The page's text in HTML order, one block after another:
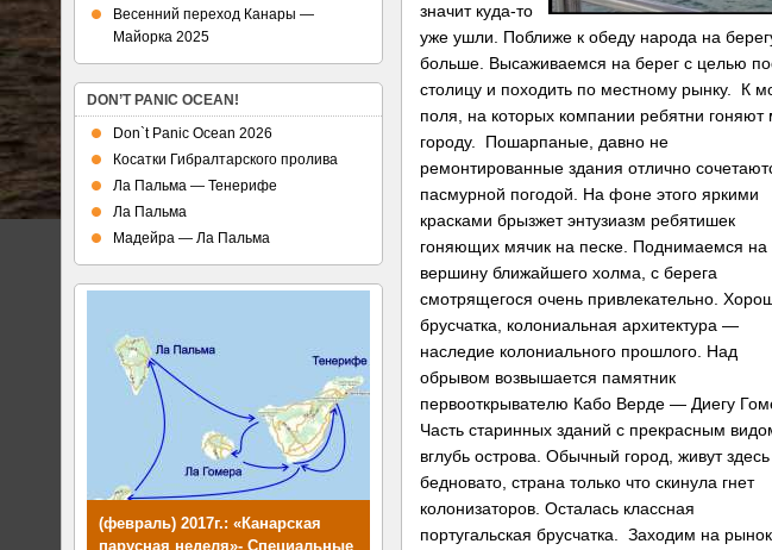
значит куда-то
уже ушли. Поближе к обеду народа на
больше. Высаживаемся на берег с целью
столицу и походить по местному рынку. К
поля, на которых компании ребятни гоняют
городу. Пошарпаные, давно не
ремонтированные здания отлично
пасмурной погодой. На фоне этого яркими
красками брызжет энтузиазм ребятишек
гоняющих мячик на песке. Поднимаемся на
вершину ближайшего холма, с берега
смотрящегося очень привлекательно.
брусчатка, колониальная архитектура —
наследие колониального прошлого. Над
обрывом возвышается памятник
первооткрывателю Кабо Верде — Диегу
Часть старинных зданий с прекрасным
вглубь острова. Обычный город, живут здесь
бедновато, страна только что скинула гнет
колонизаторов. Осталась классная
португальская брусчатка. Заходим на
Весенний переход Канары —
Майорка 2025
DON’T PANIC OCEAN!
Don`t Panic Ocean 2026
Косатки Гибралтарского пролива
Ла Пальма — Тенерифе
Ла Пальма
Мадейра — Ла Пальма